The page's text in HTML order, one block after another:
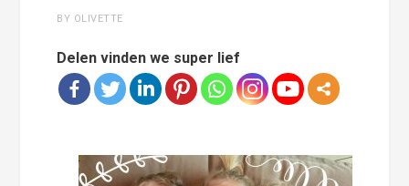
BY OLIVETTE
Delen vinden we super lief